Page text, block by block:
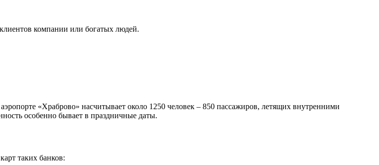
компании или богатых людей.
«Храброво» насчитывает около 1250 человек – 850 пассажиров, летящих внутренними
особенно бывает в праздничные даты.
таких банков: